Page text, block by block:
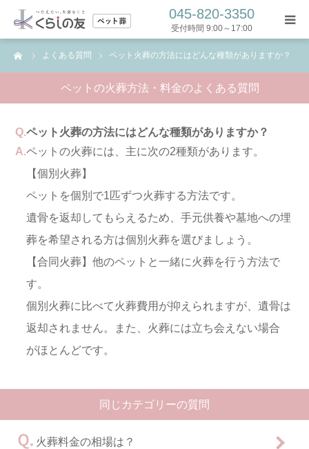
045-820-3350
受付時間 9:00～17:00
よくある質問 ペット火葬の方法にはどんな種類がありますか？
ペットの火葬方法・料金のよくある質問
Q.ペット火葬の方法にはどんな種類がありますか？
A.ペットの火葬には、主に次の2種類があります。
【個別火葬】
ペットを個別で1匹ずつ火葬する方法です。
遺骨を返却してもらえるため、手元供養や墓地への埋
葬を希望される方は個別火葬を選びましょう。
【合同火葬】他のペットと一緒に火葬を行う方法で
す。
個別火葬に比べて火葬費用が抑えられますが、遺骨は
返却されません。また、火葬には立ち会えない場合
がほとんどです。
同じカテゴリーの質問
火葬料金の相場は？
トップ
葬儀の流れ
コラム
よくある質問
お問い合わせ
電話受付